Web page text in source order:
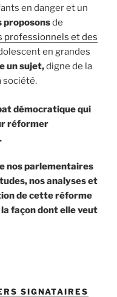
en danger et un
proposonsde
professionnels et des
en grandes
un sujet,digne de la
société.
démocratique qui
réformer
nos parlementaires
nos analyses et
de cette réforme
façon dont elle veut
SIGNATAIRES